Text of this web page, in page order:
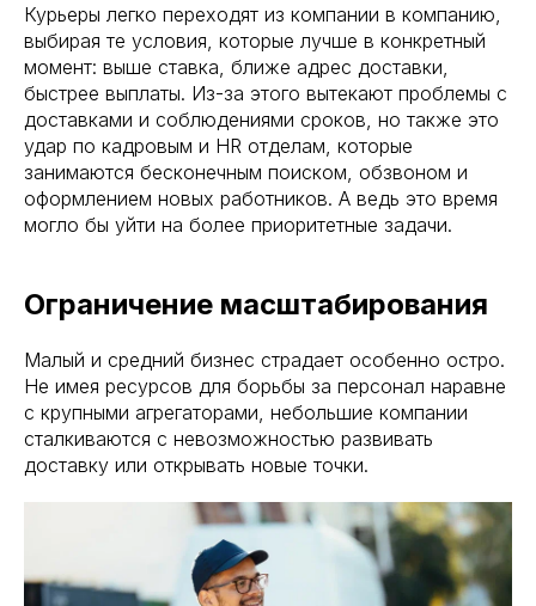
Курьеры легко переходят из компании в компанию,
выбирая те условия, которые лучше в конкретный
момент: выше ставка, ближе адрес доставки,
быстрее выплаты. Из-за этого вытекают проблемы с
доставками и соблюдениями сроков, но также это
удар по кадровым и HR отделам, которые
занимаются бесконечным поиском, обзвоном и
оформлением новых работников. А ведь это время
могло бы уйти на более приоритетные задачи.
Ограничение масштабирования
Малый и средний бизнес страдает особенно остро.
Не имея ресурсов для борьбы за персонал наравне
с крупными агрегаторами, небольшие компании
сталкиваются с невозможностью развивать
доставку или открывать новые точки.